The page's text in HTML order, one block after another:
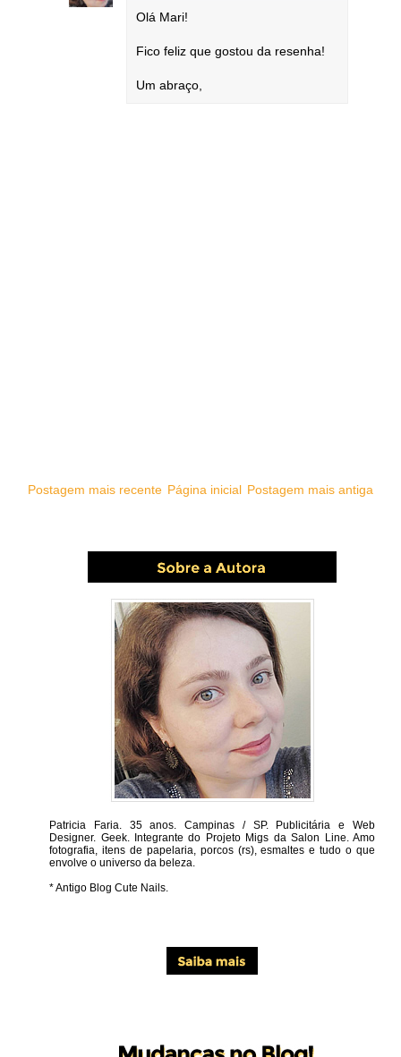
Olá Mari!
Fico feliz que gostou da resenha!
Um abraço,
Postagem mais recente Postagem mais antiga
Página inicial
Patricia Faria. 35 anos. Campinas / SP. Publicitária e Web
Designer. Geek. Integrante do Projeto Migs da Salon Line. Amo
fotografia, itens de papelaria, porcos (rs), esmaltes e tudo o que
envolve o universo da beleza.
* Antigo Blog Cute Nails.